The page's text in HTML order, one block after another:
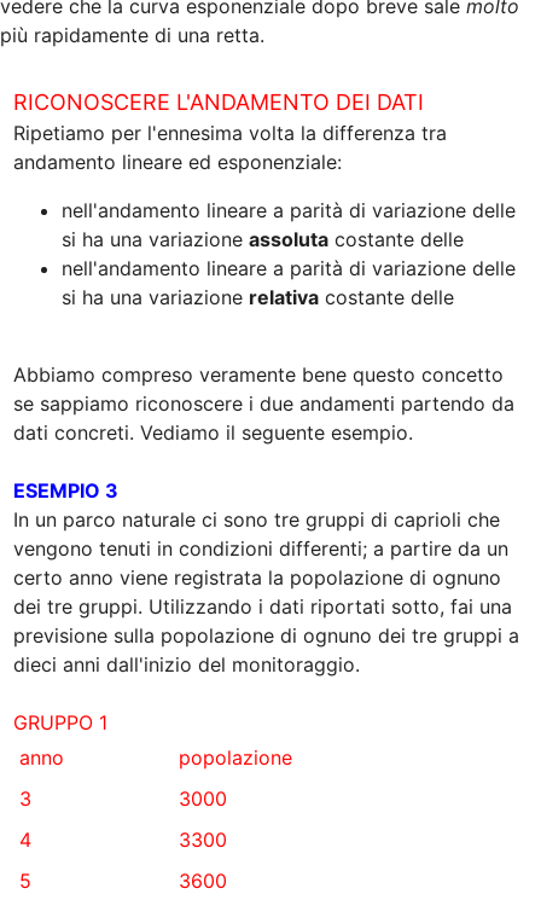
vedere che la curva esponenziale dopo breve sale molto
più rapidamente di una retta.
Ripetiamo per l'ennesima volta la differenza tra
andamento lineare ed esponenziale:
nell'andamento lineare a parità di variazione delle
si ha una variazione assoluta costante delle
nell'andamento lineare a parità di variazione delle
si ha una variazione relativa costante delle
Abbiamo compreso veramente bene questo concetto
se sappiamo riconoscere i due andamenti partendo da
dati concreti. Vediamo il seguente esempio.
ESEMPIO 3
In un parco naturale ci sono tre gruppi di caprioli che
vengono tenuti in condizioni differenti; a partire da un
certo anno viene registrata la popolazione di ognuno
dei tre gruppi. Utilizzando i dati riportati sotto, fai una
previsione sulla popolazione di ognuno dei tre gruppi a
dieci anni dall'inizio del monitoraggio.
﻿anno
popolazione﻿
﻿3
3000﻿
﻿4
3300﻿
﻿5
3600﻿